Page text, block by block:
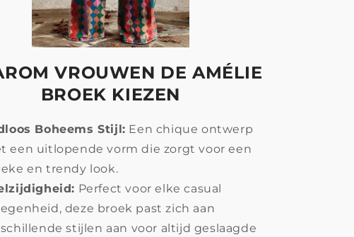
VROUWEN DE AMÉLIE
BROEK KIEZEN
Boheems Stijl: Een chique ontwerp
een uitlopende vorm die zorgt voor een
en trendy look.
Perfect voor elke casual
deze broek past zich aan
stijlen aan voor altijd geslaagde